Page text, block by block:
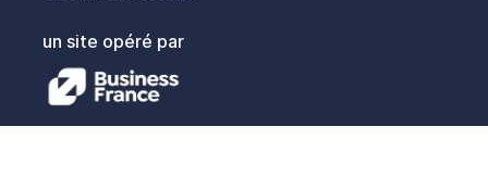
un site opéré par
avec :